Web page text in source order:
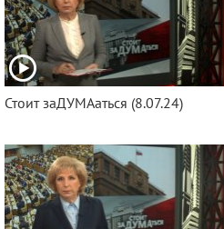
Стоит заДУМАаться (8.07.24)